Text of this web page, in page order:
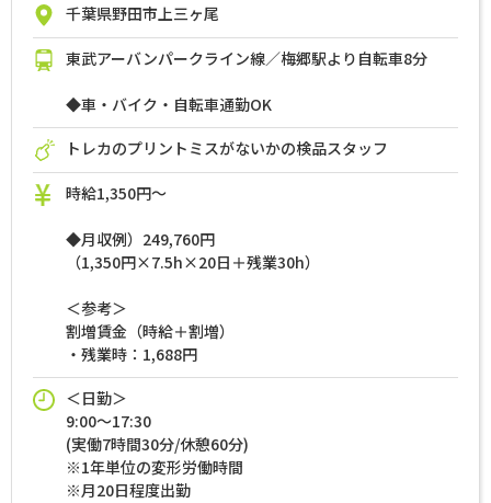
千葉県野田市上三ヶ尾
東武アーバンパークライン線／梅郷駅より自転車8分
◆車・バイク・自転車通勤OK
トレカのプリントミスがないかの検品スタッフ
時給1,350円～
◆月収例）249,760円
（1,350円×7.5h×20日＋残業30h）
＜参考＞
割増賃金（時給＋割増）
・残業時：1,688円
＜日勤＞
9:00～17:30
(実働7時間30分/休憩60分)
※1年単位の変形労働時間
※月20日程度出勤